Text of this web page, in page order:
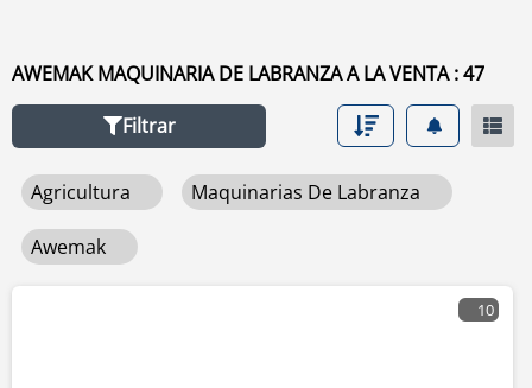
horas de uso, país. Para buscar cualquier equipo usado
de venta haga clic en este enlace
labranza
AWEMAK MAQUINARIA DE LABRANZA A LA VENTA : 47
Filtrar
Agricultura Maquinarias De Labranza
Awemak
10